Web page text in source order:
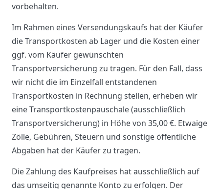
vorbehalten.
Im Rahmen eines Versendungskaufs hat der Käufer
die Transportkosten ab Lager und die Kosten einer
ggf. vom Käufer gewünschten
Transportversicherung zu tragen. Für den Fall, dass
wir nicht die im Einzelfall entstandenen
Transportkosten in Rechnung stellen, erheben wir
eine Transportkostenpauschale (ausschließlich
Transportversicherung) in Höhe von 35,00 €. Etwaige
Zölle, Gebühren, Steuern und sonstige öffentliche
Abgaben hat der Käufer zu tragen.
Die Zahlung des Kaufpreises hat ausschließlich auf
das umseitig genannte Konto zu erfolgen. Der